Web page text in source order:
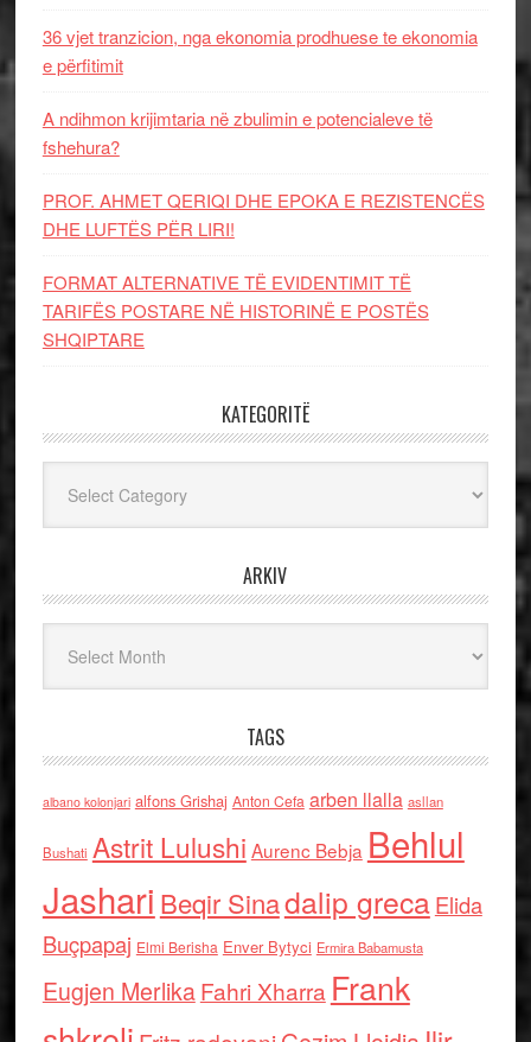
36 vjet tranzicion, nga ekonomia prodhuese te ekonomia
e përfitimit
A ndihmon krijimtaria në zbulimin e potencialeve të
fshehura?
PROF. AHMET QERIQI DHE EPOKA E REZISTENCЁS
DHE LUFTЁS PЁR LIRI!
FORMAT ALTERNATIVE TË EVIDENTIMIT TË
TARIFËS POSTARE NË HISTORINË E POSTËS
SHQIPTARE
KATEGORITË
ARKIV
TAGS
albano kolonjari alfons Grishaj Anton Cefa arben llalla asllan
Bushati Astrit Lulushi Aurenc Bebja Behlul
Jashari Beqir Sinadalip grecaElida
Buçpapaj Elmi Berisha Enver Bytyci Ermira Babamusta
Eugjen MerlikaFahri Xharra Frank